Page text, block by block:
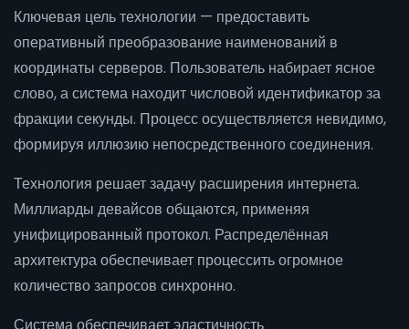
Ключевая цель технологии — предоставить
оперативный преобразование наименований в
координаты серверов. Пользователь набирает ясное
слово, а система находит числовой идентификатор за
фракции секунды. Процесс осуществляется невидимо,
формируя иллюзию непосредственного соединения.
Технология решает задачу расширения интернета.
Миллиарды девайсов общаются, применяя
унифицированный протокол. Распределённая
архитектура обеспечивает процессить огромное
количество запросов синхронно.